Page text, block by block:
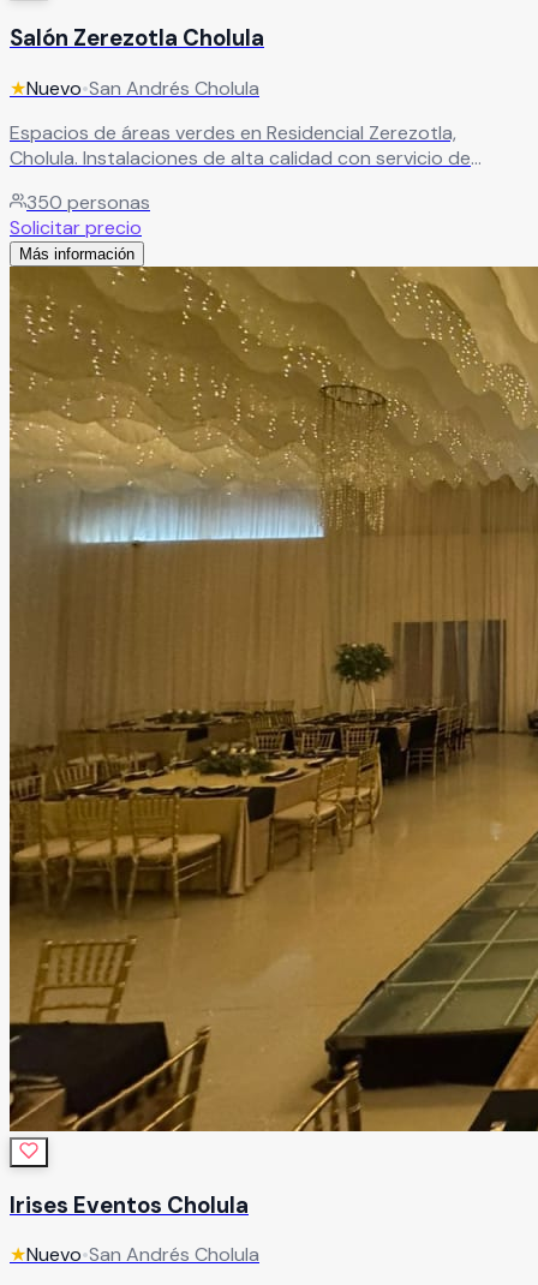
Salón Zerezotla Cholula
★Nuevo•San Andrés Cholula
Espacios de áreas verdes en Residencial Zerezotla,
Cholula. Instalaciones de alta calidad con servicio de
Cholula.Leer más
350 personas
Solicitar precio
Más información
Irises Eventos Cholula
★Nuevo•San Andrés Cholula